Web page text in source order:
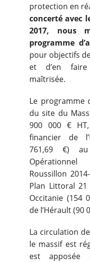
protection en
concerté avec
2017, nous
programme
pour objectifs
et d’en
maîtrisée.
Le programme
du site du
900 000 €
financier de
761,69 €)
Opérationnel
Roussillon
Plan Littoral 21
Occitanie (154
de l’Hérault (90
La circulation
le massif est
est